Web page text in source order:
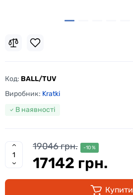
Код: BALL/TUV
Виробник: Kratki
В наявності
19046 грн. -10 %
17142 грн.
Купити